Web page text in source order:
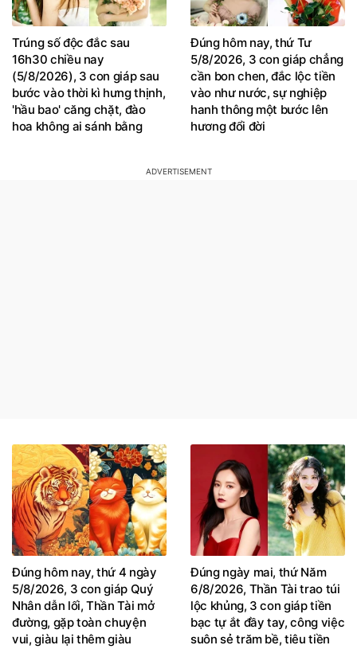
Trúng số độc đắc sau
16h30 chiều nay
(5/8/2026), 3 con giáp sau
bước vào thời kì hưng thịnh,
'hầu bao' căng chặt, đào
hoa không ai sánh bằng
Đúng hôm nay, thứ Tư
5/8/2026, 3 con giáp chẳng
cần bon chen, đắc lộc tiền
vào như nước, sự nghiệp
hanh thông một bước lên
hương đổi đời
Đúng hôm nay, thứ 4 ngày
5/8/2026, 3 con giáp Quý
Nhân dẫn lối, Thần Tài mở
đường, gặp toàn chuyện
vui, giàu lại thêm giàu
Đúng ngày mai, thứ Năm
6/8/2026, Thần Tài trao túi
lộc khủng, 3 con giáp tiền
bạc tự ắt đầy tay, công việc
suôn sẻ trăm bề, tiêu tiền
không phải lo nghĩ